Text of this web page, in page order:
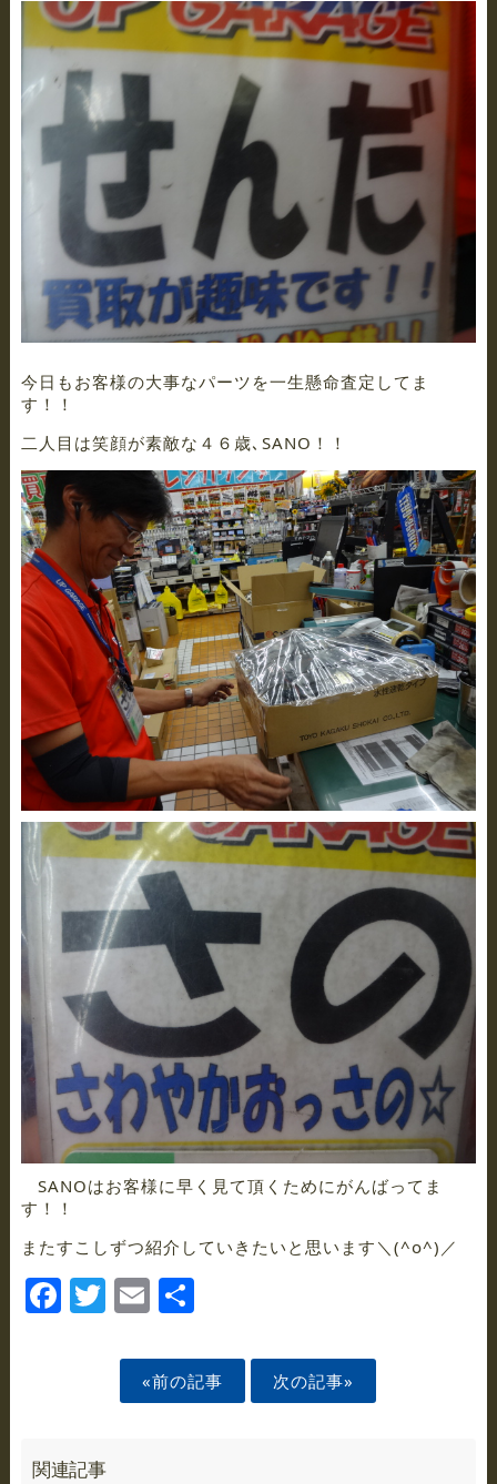
今日もお客様の大事なパーツを一生懸命査定してま
す！！
二人目は笑顔が素敵な４６歳､SANO！！
SANOはお客様に早く見て頂くためにがんばってま
す！！
またすこしずつ紹介していきたいと思います＼(^o^)／
Facebook
Twitter
EmailShare
«前の記事 次の記事»
関連記事